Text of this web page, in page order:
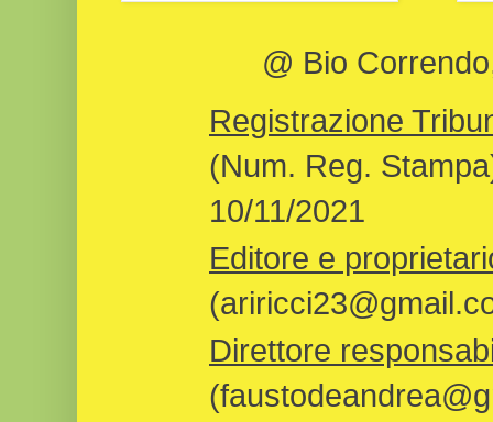
@ Bio
Registrazione
(Num. Reg.
10/11/2021
Editore e
Direttore